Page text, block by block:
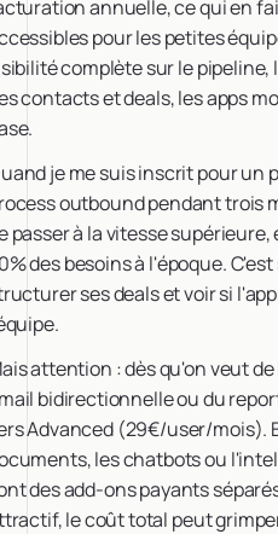
annuelle, ce qui en
pour les petites
complète sur le pipeline,
contacts et deals, les apps
je me suis inscrit pour un
outbound pendant trois
passer à la vitesse
des besoins à l'époque.
ses deals et voir si
attention : dès qu'on veut
bidirectionnelle ou du
Advanced (29€/user/mois).
les chatbots ou
des add-ons payants
le coût total peut